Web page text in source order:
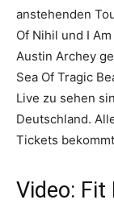
anstehenden
Of Nihil und I
Austin Archey
Sea Of Tragic
Live zu sehen
Deutschland.
Tickets
Video: